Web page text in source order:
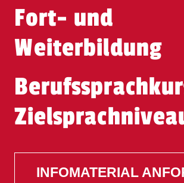
Fort- und
Weiterbildung
INFOMATERIAL